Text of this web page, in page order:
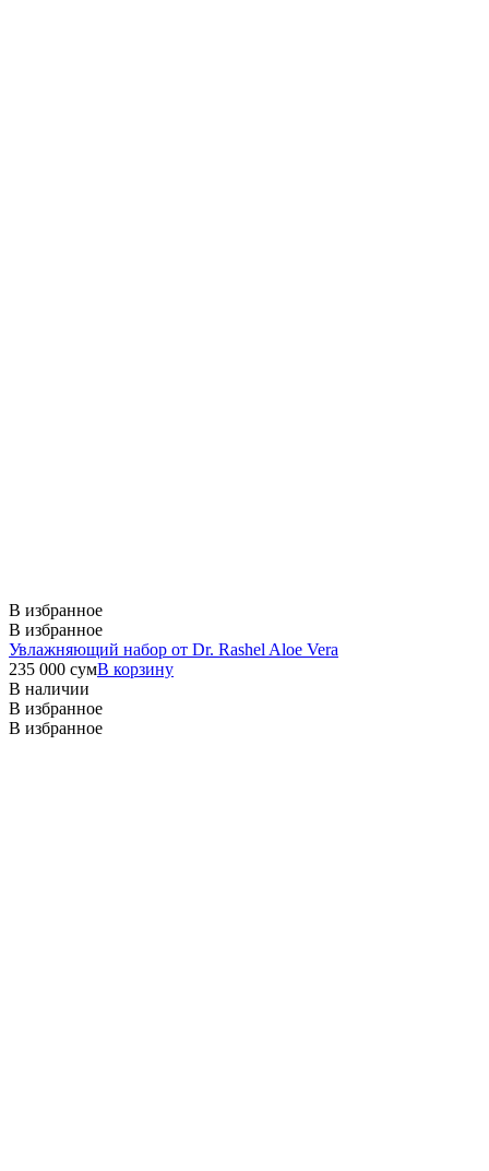
В избранное
В избранное
Увлажняющий набор от Dr. Rashel Aloe Vera
235 000 сумВ корзину
В наличии
В избранное
В избранное